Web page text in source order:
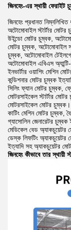
জিনহেং-এর স্থায়ী ফেরাইট
জিনহেং প্রধানত
অটোমোবাইল স্টার্টার
উইন্ডো মোটর চুম্বক,
মোটর চুম্বক, অটোমোবাইল
চুম্বক, অটোমোবাইল
অটোমোবাইল এবিএস
ইনভার্টার ওয়াশিং মেশিন
কন্ডিশনার মোটর চুম্বক
সিলিং ফ্যান মোটর চুম্বক,
মোটরসাইকেল স্টার্টার
মোটরসাইকেল মোটর চুম্বক।
কাটিং মেশিন মোটর চুম্বক,
গ্যাসোলিন জেনারেটর
মেডিকেল বেড অ্যাকচুয়েটর
ডেস্ক লিফটিং অ্যাকচুয়েটর
ইত্যাদি সহ অ্যাকচুয়েটর
জিনহেং কীভাবে তার স্থায়ী